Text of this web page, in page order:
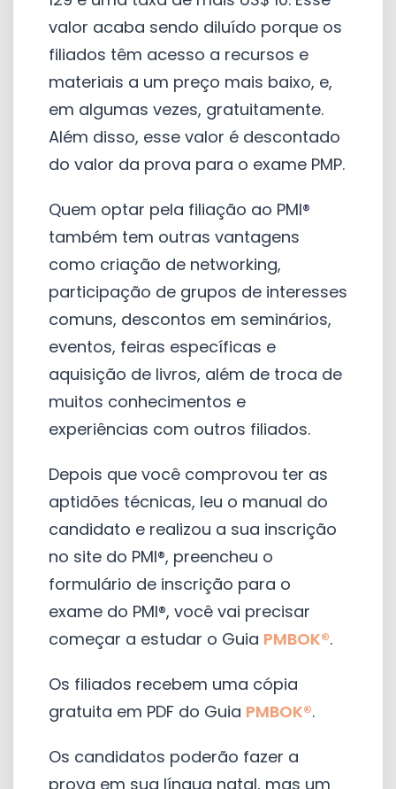
valor acaba sendo diluído porque os
filiados têm acesso a recursos e
materiais a um preço mais baixo, e,
em algumas vezes, gratuitamente.
Além disso, esse valor é descontado
do valor da prova para o exame PMP.
Quem optar pela filiação ao PMI®
também tem outras vantagens
como criação de networking,
participação de grupos de interesses
comuns, descontos em seminários,
eventos, feiras específicas e
aquisição de livros, além de troca de
muitos conhecimentos e
experiências com outros filiados.
Depois que você comprovou ter as
aptidões técnicas, leu o manual do
candidato e realizou a sua inscrição
no site do PMI®, preencheu o
formulário de inscrição para o
exame do PMI®, você vai precisar
começar a estudar o Guia PMBOK®.
Os filiados recebem uma cópia
gratuita em PDF do Guia PMBOK®.
Os candidatos poderão fazer a
prova em sua língua natal, mas um